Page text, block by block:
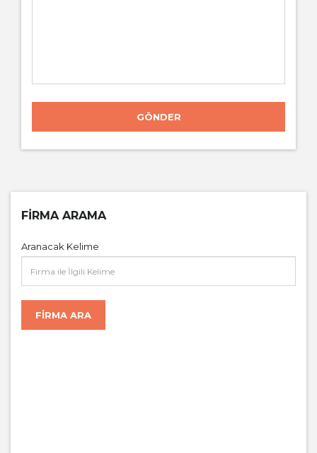
GÖNDER
FIRMA ARAMA
Aranacak Kelime
FIRMA ARA